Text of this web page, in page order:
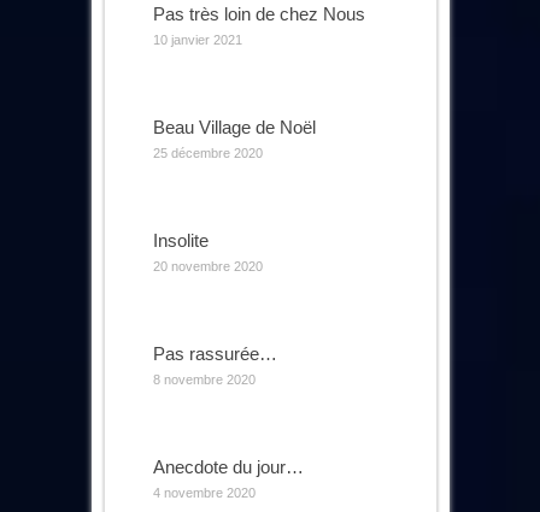
Pas très loin de chez Nous
10 janvier 2021
Beau Village de Noël
25 décembre 2020
Insolite
20 novembre 2020
Pas rassurée…
8 novembre 2020
Anecdote du jour…
4 novembre 2020